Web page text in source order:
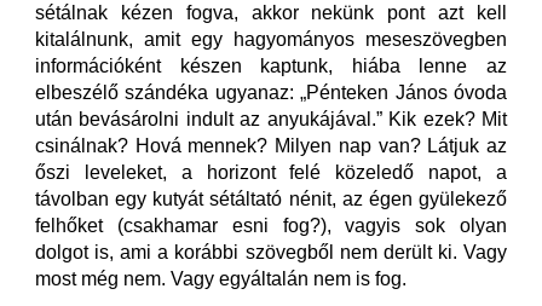
sétálnak kézen fogva, akkor nekünk pont azt kell
kitalálnunk, amit egy hagyományos meseszövegben
információként készen kaptunk, hiába lenne az
elbeszélő szándéka ugyanaz: „Pénteken János óvoda
után bevásárolni indult az anyukájával.” Kik ezek? Mit
csinálnak? Hová mennek? Milyen nap van? Látjuk az
őszi leveleket, a horizont felé közeledő napot, a
távolban egy kutyát sétáltató nénit, az égen gyülekező
felhőket (csakhamar esni fog?), vagyis sok olyan
dolgot is, ami a korábbi szövegből nem derült ki. Vagy
most még nem. Vagy egyáltalán nem is fog.